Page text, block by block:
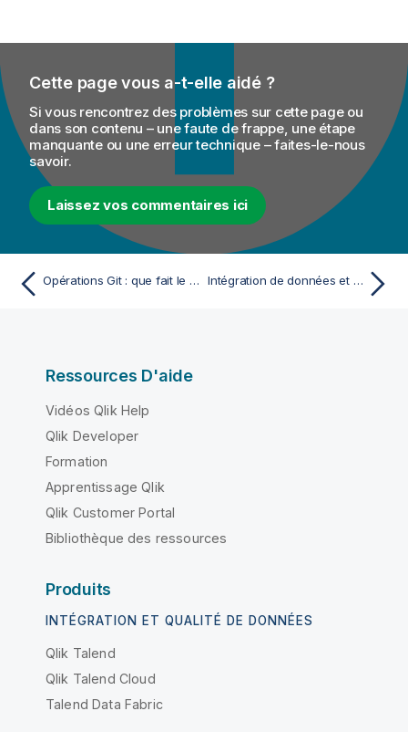
Cette page vous a-t-elle aidé ?
Si vous rencontrez des problèmes sur cette page ou
dans son contenu – une faute de frappe, une étape
manquante ou une erreur technique – faites-le-nous
savoir.
Laissez vos commentaires ici
Opérations Git : que fait le Studio Talend en coulisse ? Intégration de données et services de données
Ressources D'aide
Vidéos Qlik Help
Qlik Developer
Formation
Apprentissage Qlik
Qlik Customer Portal
Bibliothèque des ressources
Produits
INTÉGRATION ET QUALITÉ DE DONNÉES
Qlik Talend
Qlik Talend Cloud
Talend Data Fabric